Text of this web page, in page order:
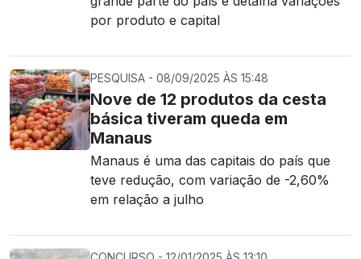
por produto e capital
PESQUISA - 08/09/2025 ÀS 15:48
Nove de 12 produtos da cesta
básica tiveram queda em
Manaus
Manaus é uma das capitais do país que
teve redução, com variação de -2,60%
em relação a julho